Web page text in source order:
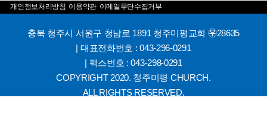
개인정보처리방침 이용약관 이메일무단수집거부
충북 청주시 서원구 청남로 1891 청주미평교회 ㉾28635
| 대표전화번호 : 043-296-0291
| 팩스번호 : 043-298-0291
COPYRIGHT 2020. 청주미평 CHURCH.
ALL RIGHTS RESERVED.